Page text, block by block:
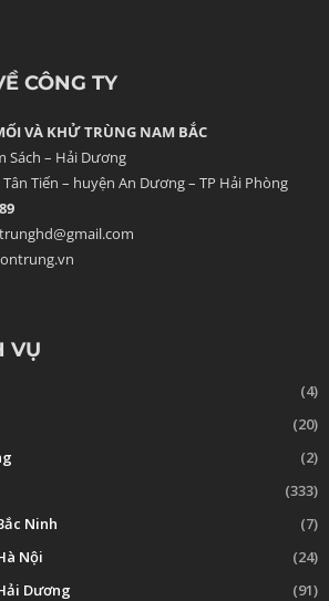
CÔNG TY
VÀ KHỬ TRÙNG NAM BẮC
Sách – Hải Dương
Tân Tiến – huyện An Dương – TP Hải Phòng
VỤ
(4)
(20)
(2)
(333)
Ninh
(7)
Nội
(24)
Dương
(91)